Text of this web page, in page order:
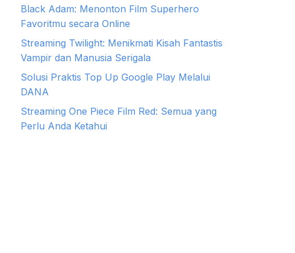
Black Adam: Menonton Film Superhero
Favoritmu secara Online
Streaming Twilight: Menikmati Kisah Fantastis
Vampir dan Manusia Serigala
Solusi Praktis Top Up Google Play Melalui
DANA
Streaming One Piece Film Red: Semua yang
Perlu Anda Ketahui